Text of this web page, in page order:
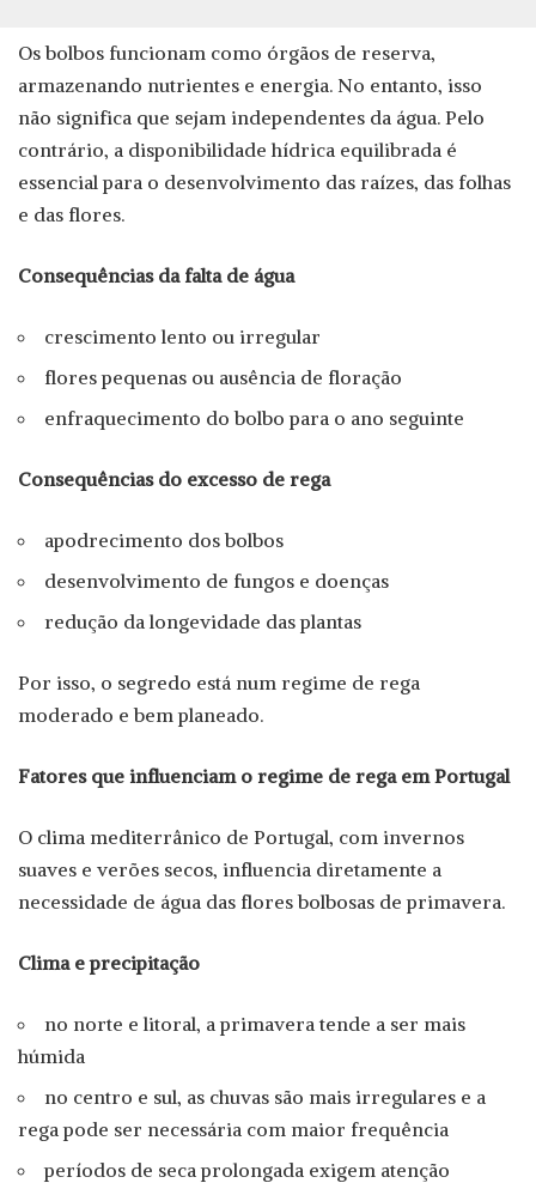
Os bolbos funcionam como órgãos de reserva,
armazenando nutrientes e energia. No entanto, isso
não significa que sejam independentes da água. Pelo
contrário, a disponibilidade hídrica equilibrada é
essencial para o desenvolvimento das raízes, das folhas
e das flores.
Consequências da falta de água
crescimento lento ou irregular
flores pequenas ou ausência de floração
enfraquecimento do bolbo para o ano seguinte
Consequências do excesso de rega
apodrecimento dos bolbos
desenvolvimento de fungos e doenças
redução da longevidade das plantas
Por isso, o segredo está num regime de rega
moderado e bem planeado.
Fatores que influenciam o regime de rega em Portugal
O clima mediterrânico de Portugal, com invernos
suaves e verões secos, influencia diretamente a
necessidade de água das flores bolbosas de primavera.
Clima e precipitação
no norte e litoral, a primavera tende a ser mais
húmida
no centro e sul, as chuvas são mais irregulares e a
rega pode ser necessária com maior frequência
períodos de seca prolongada exigem atenção